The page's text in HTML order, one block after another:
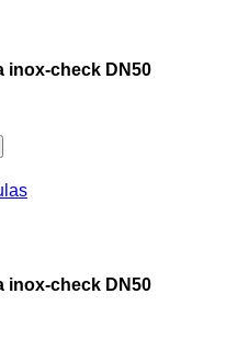
inox-check DN50
inox-check DN50